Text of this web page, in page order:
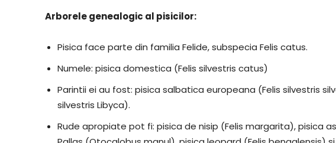
Arborele genealogic al pisicilor:
Pisica face parte din familia Felide, subspecia Felis catus.
Numele: pisica domestica (Felis silvestris catus)
Parintii ei au fost: pisica salbatica europeana (Felis silvestris
silvestris Libyca).
Rude apropiate pot fi: pisica de nisip (Felis margarita), pisica